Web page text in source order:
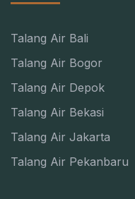
Talang Air Bali
Talang Air Bogor
Talang Air Depok
Talang Air Bekasi
Talang Air Jakarta
Talang Air Pekanbaru